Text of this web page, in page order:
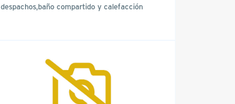
despachos,baño compartido y calefacción